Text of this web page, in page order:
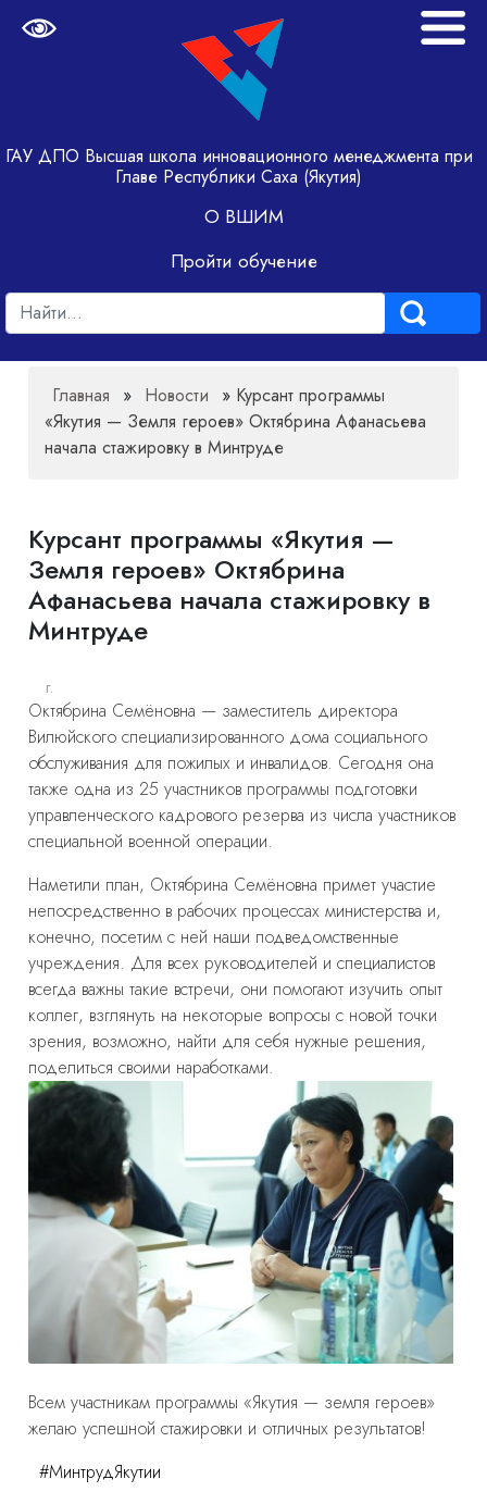
ГАУ ДПО Высшая школа инновационного менеджмента при
Главе Республики Саха (Якутия)
О ВШИМ
Пройти обучение
Главная » Новости » Курсант программы
«Якутия — Земля героев» Октябрина Афанасьева
начала стажировку в Минтруде
Курсант программы «Якутия —
Земля героев» Октябрина
Афанасьева начала стажировку в
Минтруде
г.
Октябрина Семёновна — заместитель директора
Вилюйского специализированного дома социального
обслуживания для пожилых и инвалидов. Сегодня она
также одна из 25 участников программы подготовки
управленческого кадрового резерва из числа участников
специальной военной операции.
Наметили план, Октябрина Семёновна примет участие
непосредственно в рабочих процессах министерства и,
конечно, посетим с ней наши подведомственные
учреждения. Для всех руководителей и специалистов
всегда важны такие встречи, они помогают изучить опыт
коллег, взглянуть на некоторые вопросы с новой точки
зрения, возможно, найти для себя нужные решения,
поделиться своими наработками.
Всем участникам программы «Якутия — земля героев»
желаю успешной стажировки и отличных результатов!
#МинтрудЯкутии